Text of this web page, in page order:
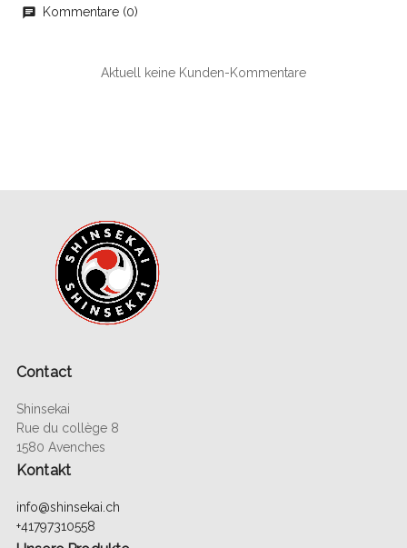
chat Kommentare (0)
Aktuell keine Kunden-Kommentare
Contact
Shinsekai
Rue du collège 8
1580 Avenches
Kontakt
info@shinsekai.ch
+41797310558